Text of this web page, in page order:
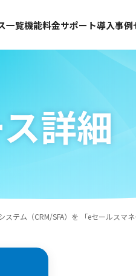
一覧機能料金サポート導入事例
詳細
ステム（CRM/SFA）を 「eセールスマ